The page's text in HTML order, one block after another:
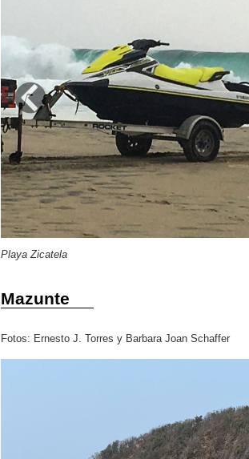
Playa Zicatela
Previous
Mazunte
Fotos: Ernesto J. Torres y Barbara Joan Schaffer